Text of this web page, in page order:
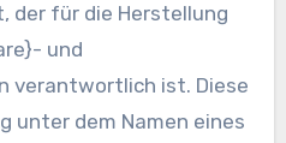
der für die Herstellung
und
verantwortlich ist. Diese
unter dem Namen eines